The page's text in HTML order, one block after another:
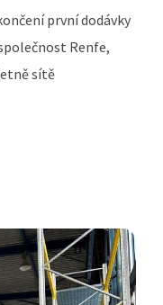
první dodávky
Renfe,
sítě